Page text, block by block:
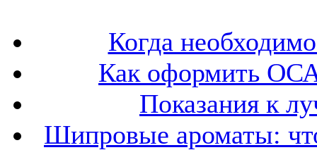
Когда
Как оформить
Показания к
Шипровые ароматы: